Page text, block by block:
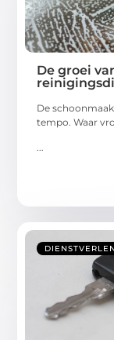
De groei
De
tempo. Waar
...